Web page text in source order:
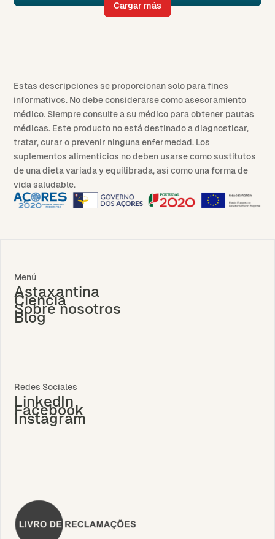
Cargar más
Estas descripciones se proporcionan solo para fines
informativos. No debe considerarse como asesoramiento
médico. Siempre consulte a su médico para obtener pautas
médicas. Este producto no está destinado a diagnosticar,
tratar, curar o prevenir ninguna enfermedad. Los
suplementos alimenticios no deben usarse como sustitutos
de una dieta variada y equilibrada, así como una forma de
vida saludable.
Menú
Astaxantina
Ciencia
Sobre nosotros
Blog
Redes Sociales
LinkedIn
Facebook
Instagram